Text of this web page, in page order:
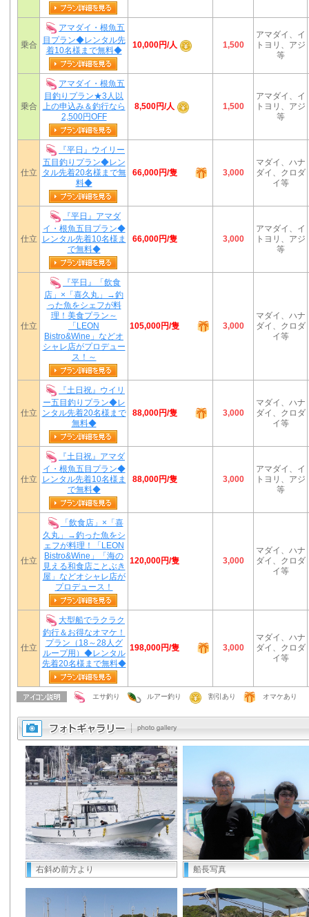
乗合
アマダイ・根魚五
目プラン◆レンタル先
着10名様まで無料◆
10,000円/人 1,500
アマダイ、イ
トヨリ、アジ
等
乗合
アマダイ・根魚五
目釣りプラン★3人以
上の申込み＆釣行なら
2,500円OFF
8,500円/人 1,500
アマダイ、イ
トヨリ、アジ
等
仕立
『平日』ウイリー
五目釣りプラン◆レン
タル先着20名様まで無
料◆
66,000円/隻 3,000
マダイ、ハナ
ダイ、クロダ
イ等
仕立
『平日』アマダ
イ・根魚五目プラン◆
レンタル先着10名様ま
で無料◆
66,000円/隻 3,000
アマダイ、イ
トヨリ、アジ
等
仕立
『平日』「飲食
店」×「喜久丸」→釣
った魚をシェフが料
理！美食プラン～
「LEON
Bistro&Wine」などオ
シャレ店がプロデュー
ス！～
105,000円/隻 3,000
マダイ、ハナ
ダイ、クロダ
イ等
仕立
『土日祝』ウイリ
ー五目釣りプラン◆レ
ンタル先着20名様まで
無料◆
88,000円/隻 3,000
マダイ、ハナ
ダイ、クロダ
イ等
仕立
『土日祝』アマダ
イ・根魚五目プラン◆
レンタル先着10名様ま
で無料◆
88,000円/隻 3,000
アマダイ、イ
トヨリ、アジ
等
仕立
「飲食店」×「喜
久丸」→釣った魚をシ
ェフが料理！「LEON
Bistro&Wine」「海の
見える和食店ことぶき
屋」などオシャレ店が
プロデュース！
120,000円/隻 3,000
マダイ、ハナ
ダイ、クロダ
イ等
仕立
大型船でラクラク
釣行＆お得なオマケ！
プラン（18～28人グ
ループ用）◆レンタル
先着20名様まで無料◆
198,000円/隻 3,000
マダイ、ハナ
ダイ、クロダ
イ等
エサ釣り ルアー釣り 割引あり オマケあり
右斜め前方より 船長写真